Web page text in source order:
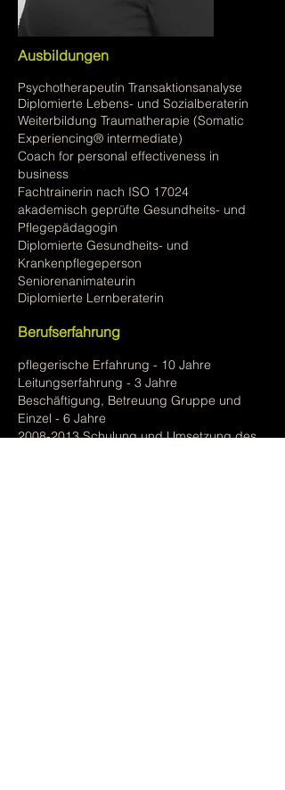
Ausbildungen
Psychotherapeutin Transaktionsanalyse
Diplomierte Lebens- und Sozialberaterin
Weiterbildung Traumatherapie (Somatic
Experiencing® intermediate)
Coach for personal effectiveness in
business
Fachtrainerin nach ISO 17024
akademisch geprüfte Gesundheits- und
Pflegepädagogin
Diplomierte Gesundheits- und
Krankenpflegeperson
Seniorenanimateurin
Diplomierte Lernberaterin
Berufserfahrung
pflegerische Erfahrung - 10 Jahre
Leitungserfahrung - 3 Jahre
Beschäftigung, Betreuung Gruppe und
Einzel - 6 Jahre
2008-2013 Schulung und Umsetzung des